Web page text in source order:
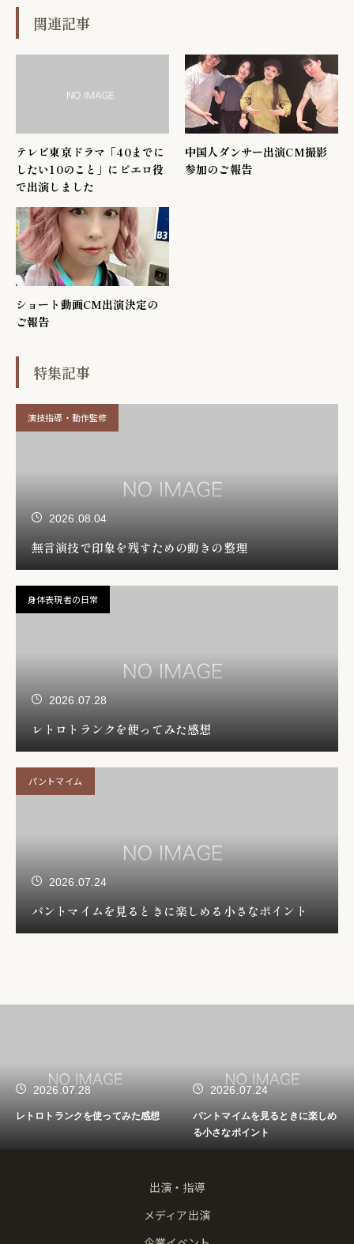
関連記事
テレビ東京ドラマ「40までに
したい10のこと」にピエロ役
で出演しました
中国人ダンサー出演CM撮影
参加のご報告
ショート動画CM出演決定の
ご報告
特集記事
演技指導・動作監修
2026.08.04
無言演技で印象を残すための動きの整理
身体表現者の日常
2026.07.28
レトロトランクを使ってみた感想
パントマイム
2026.07.24
パントマイムを見るときに楽しめる小さなポイント
2026.07.28
レトロトランクを使ってみた感想
2026.07.24
パントマイムを見るときに楽しめ
る小さなポイント
出演・指導
メディア出演